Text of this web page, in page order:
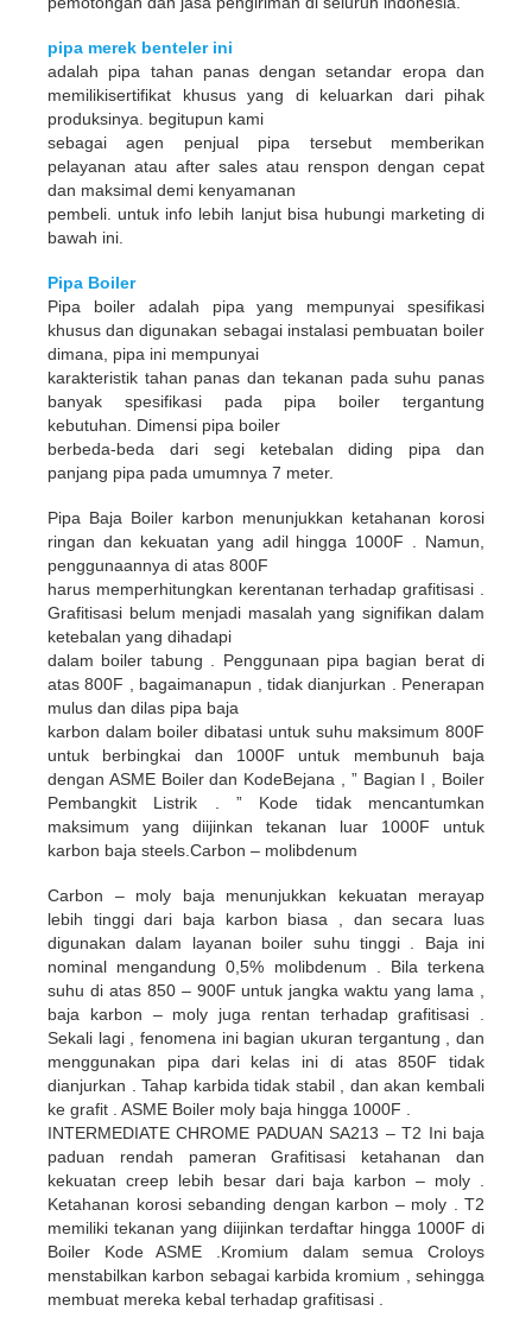
pipa merek benteler ini
adalah pipa tahan panas dengan setandar eropa dan
memilikisertifikat khusus yang di keluarkan dari pihak
produksinya. begitupun kami
sebagai agen penjual pipa tersebut memberikan
pelayanan atau after sales atau renspon dengan cepat
dan maksimal demi kenyamanan
pembeli. untuk info lebih lanjut bisa hubungi marketing di
bawah ini.
Pipa Boiler
Pipa boiler adalah pipa yang mempunyai spesifikasi
khusus dan digunakan sebagai instalasi pembuatan boiler
dimana, pipa ini mempunyai
karakteristik tahan panas dan tekanan pada suhu panas
banyak spesifikasi pada pipa boiler tergantung
kebutuhan. Dimensi pipa boiler
berbeda-beda dari segi ketebalan diding pipa dan
panjang pipa pada umumnya 7 meter.
Pipa Baja Boiler karbon menunjukkan ketahanan korosi
ringan dan kekuatan yang adil hingga 1000F . Namun,
penggunaannya di atas 800F
harus memperhitungkan kerentanan terhadap grafitisasi .
Grafitisasi belum menjadi masalah yang signifikan dalam
ketebalan yang dihadapi
dalam boiler tabung . Penggunaan pipa bagian berat di
atas 800F , bagaimanapun , tidak dianjurkan . Penerapan
mulus dan dilas pipa baja
karbon dalam boiler dibatasi untuk suhu maksimum 800F
untuk berbingkai dan 1000F untuk membunuh baja
dengan ASME Boiler dan KodeBejana , ” Bagian I , Boiler
Pembangkit Listrik . ” Kode tidak mencantumkan
maksimum yang diijinkan tekanan luar 1000F untuk
karbon baja steels.Carbon – molibdenum
Carbon – moly baja menunjukkan kekuatan merayap
lebih tinggi dari baja karbon biasa , dan secara luas
digunakan dalam layanan boiler suhu tinggi . Baja ini
nominal mengandung 0,5% molibdenum . Bila terkena
suhu di atas 850 – 900F untuk jangka waktu yang lama ,
baja karbon – moly juga rentan terhadap grafitisasi .
Sekali lagi , fenomena ini bagian ukuran tergantung , dan
menggunakan pipa dari kelas ini di atas 850F tidak
dianjurkan . Tahap karbida tidak stabil , dan akan kembali
ke grafit . ASME Boiler moly baja hingga 1000F .
INTERMEDIATE CHROME PADUAN SA213 – T2 Ini baja
paduan rendah pameran Grafitisasi ketahanan dan
kekuatan creep lebih besar dari baja karbon – moly .
Ketahanan korosi sebanding dengan karbon – moly . T2
memiliki tekanan yang diijinkan terdaftar hingga 1000F di
Boiler Kode ASME .Kromium dalam semua Croloys
menstabilkan karbon sebagai karbida kromium , sehingga
membuat mereka kebal terhadap grafitisasi .